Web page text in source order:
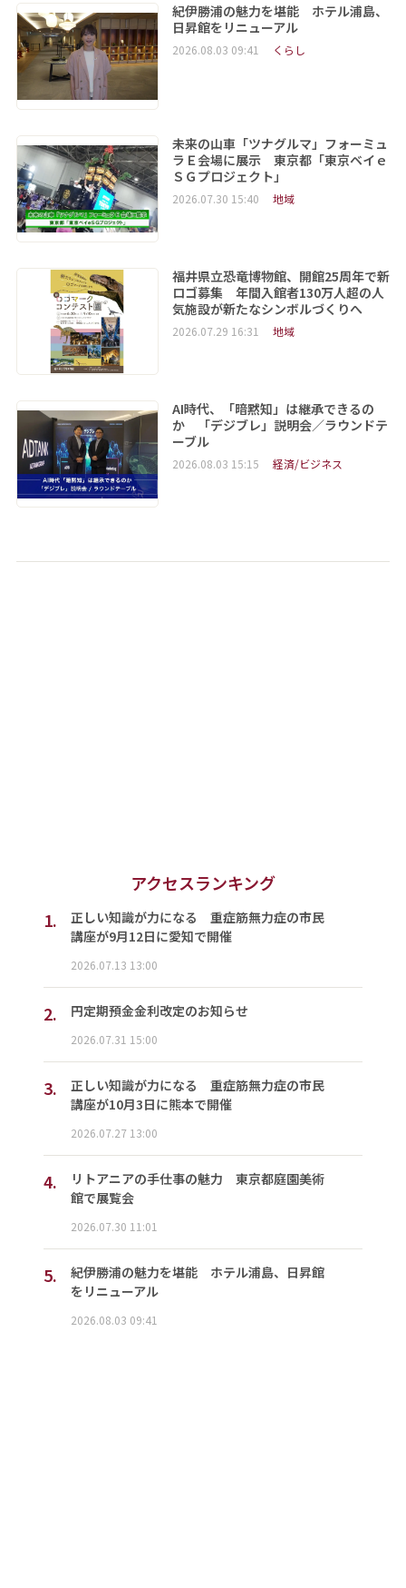
紀伊勝浦の魅力を堪能 ホテル浦島、
日昇館をリニューアル
2026.08.03 09:41 くらし
未来の山車「ツナグルマ」フォーミュ
ラＥ会場に展示 東京都「東京ベイｅ
ＳＧプロジェクト」
2026.07.30 15:40 地域
福井県立恐竜博物館、開館25周年で新
ロゴ募集 年間入館者130万人超の人
気施設が新たなシンボルづくりへ
2026.07.29 16:31 地域
AI時代、「暗黙知」は継承できるの
か 「デジブレ」説明会／ラウンドテ
ーブル
2026.08.03 15:15 経済/ビジネス
アクセスランキング
1.
正しい知識が力になる 重症筋無力症の市民
講座が9月12日に愛知で開催
2026.07.13 13:00
2. 円定期預金金利改定のお知らせ
2026.07.31 15:00
3.
正しい知識が力になる 重症筋無力症の市民
講座が10月3日に熊本で開催
2026.07.27 13:00
4.
リトアニアの手仕事の魅力 東京都庭園美術
館で展覧会
2026.07.30 11:01
5.
紀伊勝浦の魅力を堪能 ホテル浦島、日昇館
をリニューアル
2026.08.03 09:41